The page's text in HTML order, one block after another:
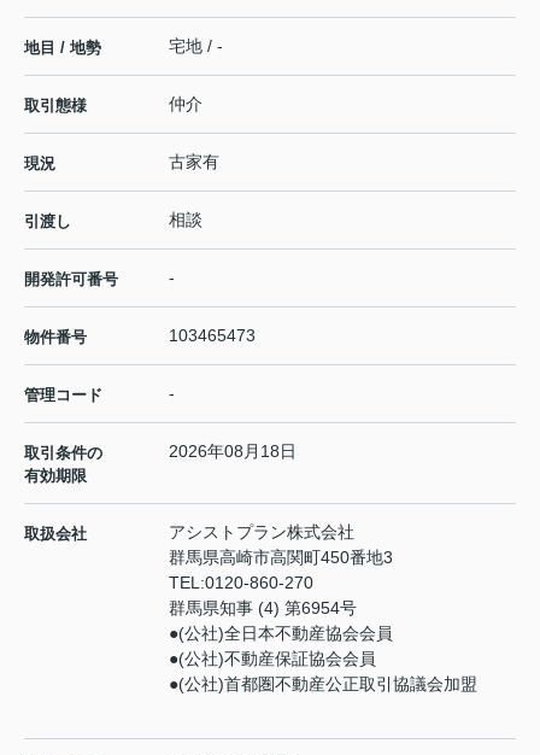
地目 / 地勢 宅地 / -
取引態様 仲介
現況 古家有
引渡し 相談
開発許可番号 -
物件番号 103465473
管理コード -
取引条件の
有効期限
2026年08月18日
取扱会社
アシストプラン株式会社
群馬県高崎市高関町450番地3
TEL:0120-860-270
群馬県知事 (4) 第6954号
●(公社)全日本不動産協会会員
●(公社)不動産保証協会会員
●(公社)首都圏不動産公正取引協議会加盟